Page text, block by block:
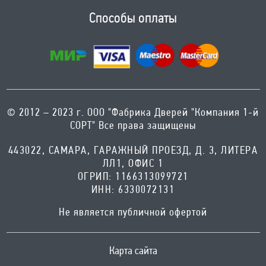
Способы оплаты
© 2012 – 2023 г. ООО "Фабрика Дверей "Компания 1-й
СОРТ" Все права защищены
443022, САМАРА, ГАРАЖНЫЙ ПРОЕЗД, Д. 3, ЛИТЕРА
ЛЛ1, ОФИС 1
ОГРИП: 1166313099721
ИНН: 6330072131
Не является публичной офертой
Карта сайта